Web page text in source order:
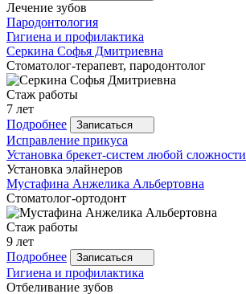
Лечение зубов
Пародонтология
Гигиена и профилактика
Серкина Софья Дмитриевна
Стоматолог-терапевт, пародонтолог
Стаж работы
7 лет
Подробнее
Записаться
Исправление прикуса
Установка брекет-систем любой сложности
Установка элайнеров
Мустафина Анжелика Альбертовна
Стоматолог-ортодонт
Стаж работы
9 лет
Подробнее
Записаться
Гигиена и профилактика
Отбеливание зубов